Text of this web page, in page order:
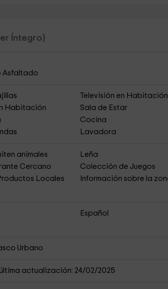
Íntegro)
Asfaltado
Televisión en Habitación
Habitación
Sala de Estar
Cocina
Lavadora
animales
Leña
Cercano
Colección de Juegos
Locales
Información sobre la
Español
Urbano
actualización: 24/02/2025